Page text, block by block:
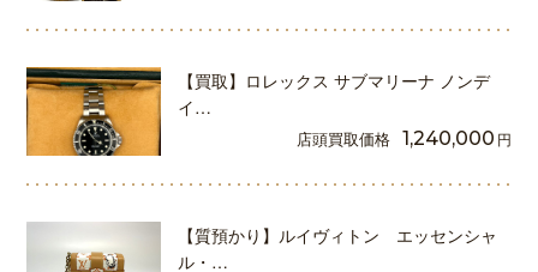
【買取】ロレックス サブマリーナ ノンデ
イ…
店頭買取価格 1,240,000 円
【質預かり】ルイヴィトン エッセンシャ
ル・…